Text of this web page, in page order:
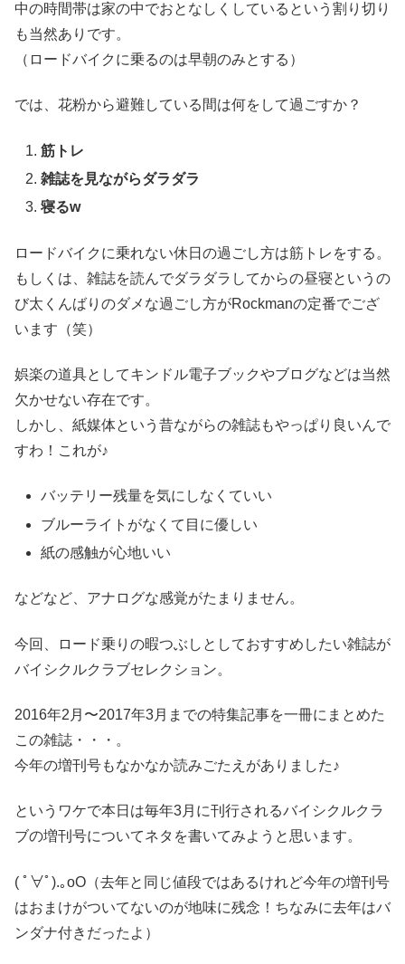
中の時間帯は家の中でおとなしくしているという割り切り
も当然ありです。
（ロードバイクに乗るのは早朝のみとする）
では、花粉から避難している間は何をして過ごすか？
筋トレ
雑誌を見ながらダラダラ
寝るw
ロードバイクに乗れない休日の過ごし方は筋トレをする。
もしくは、雑誌を読んでダラダラしてからの昼寝というの
び太くんばりのダメな過ごし方がRockmanの定番でござ
います（笑）
娯楽の道具としてキンドル電子ブックやブログなどは当然
欠かせない存在です。
しかし、紙媒体という昔ながらの雑誌もやっぱり良いんで
すわ！これが♪
バッテリー残量を気にしなくていい
ブルーライトがなくて目に優しい
紙の感触が心地いい
などなど、アナログな感覚がたまりません。
今回、ロード乗りの暇つぶしとしておすすめしたい雑誌が
バイシクルクラブセレクション。
2016年2月〜2017年3月までの特集記事を一冊にまとめた
この雑誌・・・。
今年の増刊号もなかなか読みごたえがありました♪
というワケで本日は毎年3月に刊行されるバイシクルクラ
ブの増刊号についてネタを書いてみようと思います。
( ﾟ∀ﾟ).｡oO（去年と同じ値段ではあるけれど今年の増刊号
はおまけがついてないのが地味に残念！ちなみに去年はバ
ンダナ付きだったよ）